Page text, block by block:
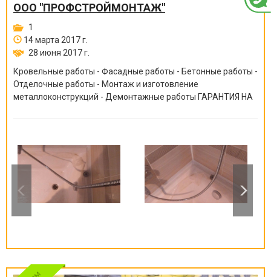
ООО "ПРОФСТРОЙМОНТАЖ"
1
14 марта 2017 г.
28 июня 2017 г.
Кровельные работы - Фасадные работы - Бетонные работы -
Отделочные работы - Монтаж и изготовление
металлоконструкций - Демонтажные работы ГАРАНТИЯ НА